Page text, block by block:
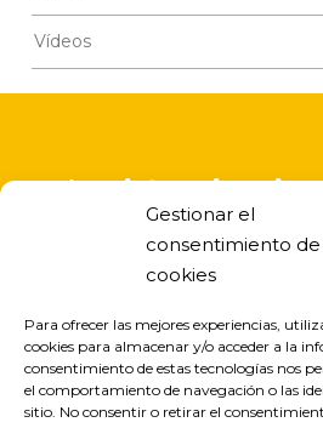
Gestionar el
consentimiento de
cookies
Para ofrecer las mejores experiencias,
cookies para almacenar y/o acceder a la
consentimiento de estas tecnologías nos
el comportamiento de navegación o las
sitio. No consentir o retirar el
Vídeos
A asistencia
escola infantil